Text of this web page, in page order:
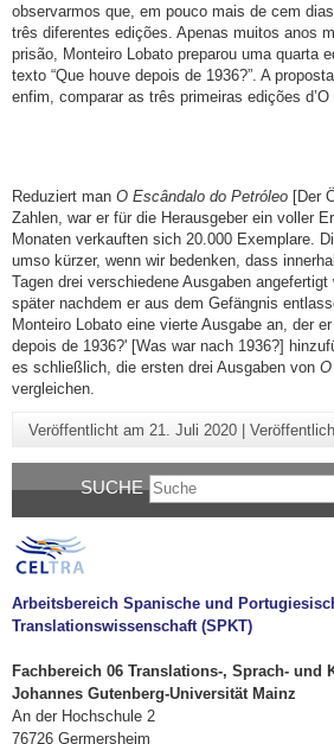
observarmos que, em pouco mais de cem
três diferentes edições. Apenas muitos anos
prisão, Monteiro Lobato preparou uma quarta
texto “Que houve depois de 1936?”. A
enfim, comparar as três primeiras edições
Reduziert man O Escândalo do Petróleo [Der
Zahlen, war er für die Herausgeber ein voller
Monaten verkauften sich 20.000 Exemplare.
umso kürzer, wenn wir bedenken, dass
Tagen drei verschiedene Ausgaben
später nachdem er aus dem Gefängnis
Monteiro Lobato eine vierte Ausgabe an, der
depois de 1936?' [Was war nach 1936?]
es schließlich, die ersten drei Ausgaben von
vergleichen.
Veröffentlicht am 21. Juli 2020|
SUCHE
Arbeitsbereich Spanische und
Translationswissenschaft (SPKT)
Fachbereich 06 Translations-, Sprach- und
Johannes Gutenberg-Universität Mainz
An der Hochschule 2
76726 Germersheim